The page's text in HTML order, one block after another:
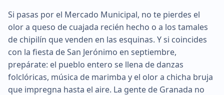
Si pasas por el Mercado Municipal, no te pierdes el
olor a queso de cuajada recién hecho o a los tamales
de chipilín que venden en las esquinas. Y si coincides
con la fiesta de San Jerónimo en septiembre,
prepárate: el pueblo entero se llena de danzas
folclóricas, música de marimba y el olor a chicha bruja
que impregna hasta el aire. La gente de Granada no